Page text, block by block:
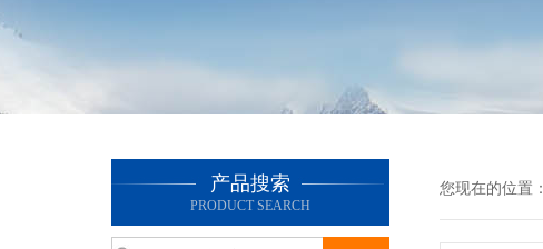
产品搜索
PRODUCT SEARCH
您现在的位置：